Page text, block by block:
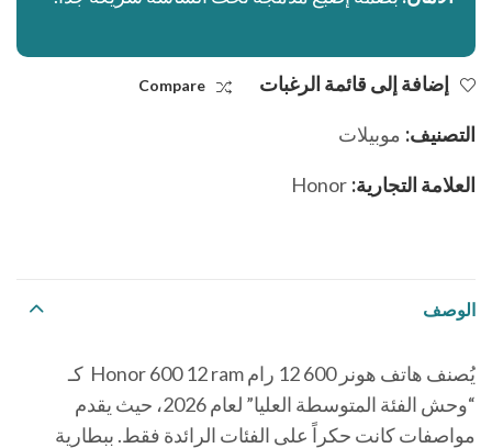
إضافة إلى قائمة الرغبات Compare
التصنيف: موبيلات
العلامة التجارية: Honor
الوصف
يُصنف هاتف هونر 600 12 رام Honor 600 12 ram كـ
“وحش الفئة المتوسطة العليا” لعام 2026، حيث يقدم
مواصفات كانت حكراً على الفئات الرائدة فقط. ببطارية